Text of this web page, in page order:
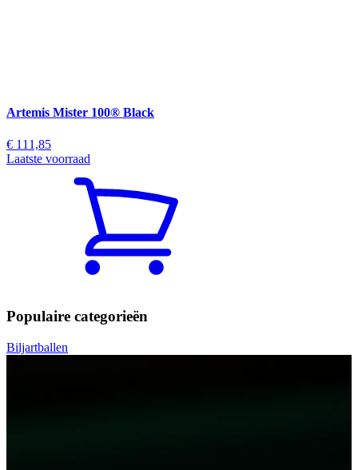
Artemis Mister 100® Black
€ 111,85
Laatste voorraad
Populaire categorieën
Biljartballen